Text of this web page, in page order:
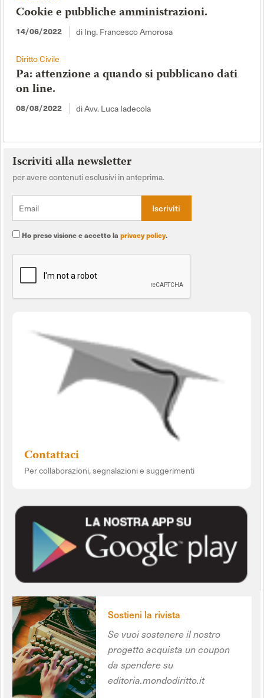
Cookie e pubbliche amministrazioni.
14/06/2022 di Ing. Francesco Amorosa
Diritto Civile
Pa: attenzione a quando si pubblicano dati
on line.
08/08/2022 di Avv. Luca Iadecola
Iscriviti alla newsletter
per avere contenuti esclusivi in anteprima.
Ho preso visione e accetto la privacy policy.
Contattaci
Per collaborazioni, segnalazioni e suggerimenti
Sostieni la rivista
Se vuoi sostenere il nostro
progetto acquista un coupon
da spendere su
editoria.mondodiritto.it